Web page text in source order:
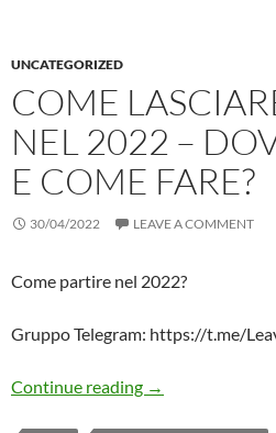
UNCATEGORIZED
COME
NEL 2022 –
E COME FARE?
30/04/2022 LEAVE A COMMENT
Come partire nel 2022?
Gruppo Telegram: https://t.me/
Continue reading Come Lasciare
→